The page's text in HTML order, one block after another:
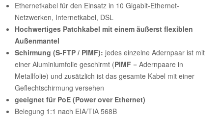
Ethernetkabel für den Einsatz in 10 Gigabit-Ethernet-
Netzwerken, Internetkabel, DSL
Hochwertiges Patchkabel mit einem äußerst flexiblen
Außenmantel
Schirmung (S-FTP / PIMF): jedes einzelne Adernpaar ist mit
einer Aluminiumfolie geschirmt (PIMF = Adernpaare in
Metallfolie) und zusätzlich ist das gesamte Kabel mit einer
Geflechtschirmung versehen
geeignet für PoE (Power over Ethernet)
Belegung 1:1 nach EIA/TIA 568B